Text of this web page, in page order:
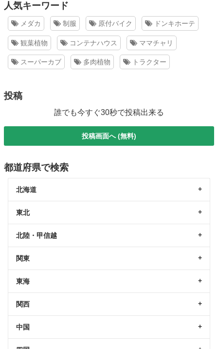
人気キーワード
メダカ 制服 原付バイク ドンキホーテ
観葉植物 コンテナハウス ママチャリ
スーパーカブ 多肉植物 トラクター
投稿
誰でも今すぐ30秒で投稿出来る
投稿画面へ (無料)
都道府県で検索
北海道
東北
北陸・甲信越
関東
東海
関西
中国